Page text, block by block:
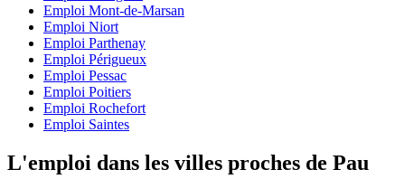
Emploi Mont-de-Marsan
Emploi Niort
Emploi Parthenay
Emploi Périgueux
Emploi Pessac
Emploi Poitiers
Emploi Rochefort
Emploi Saintes
L'emploi dans les villes proches de Pau